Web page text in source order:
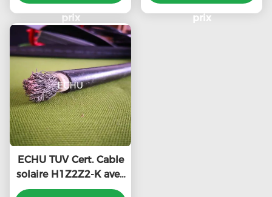
mm2 16,0 mm2 de
haute qualité
prix
courant alternatif
prix
ECHU TUV Cert. Cable
solaire H1Z2Z2-K avec
isolation XLPE et gilet